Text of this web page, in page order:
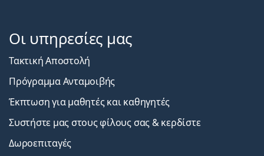
Οι υπηρεσίες μας
Τακτική Αποστολή
Πρόγραμμα Ανταμοιβής
Έκπτωση για μαθητές και καθηγητές
Συστήστε μας στους φίλους σας & κερδίστε
Δωροεπιταγές